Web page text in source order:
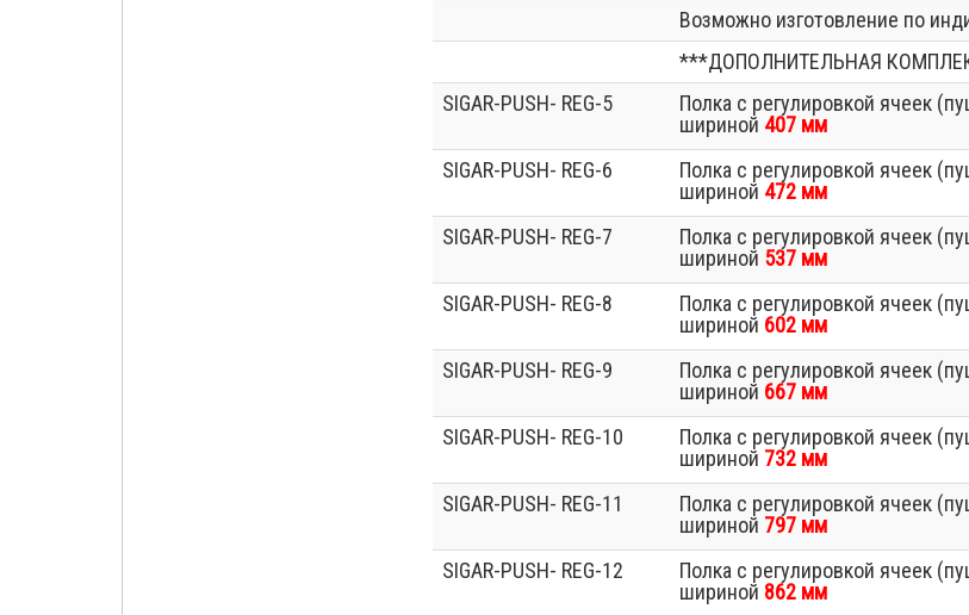
Возможно изготовление по
***ДОПОЛНИТЕЛЬНАЯ
SIGAR-PUSH- REG-5
Полка с регулировкой ячеек
шириной 407 мм
SIGAR-PUSH- REG-6
Полка с регулировкой ячеек
шириной 472 мм
SIGAR-PUSH- REG-7
Полка с регулировкой ячеек
шириной 537 мм
SIGAR-PUSH- REG-8
Полка с регулировкой ячеек
шириной 602 мм
SIGAR-PUSH- REG-9
Полка с регулировкой ячеек
шириной 667 мм
SIGAR-PUSH- REG-10
Полка с регулировкой ячеек
шириной 732 мм
SIGAR-PUSH- REG-11
Полка с регулировкой ячеек
шириной 797 мм
SIGAR-PUSH- REG-12
Полка с регулировкой ячеек
шириной 862 мм